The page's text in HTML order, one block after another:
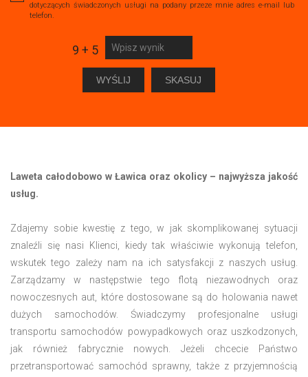
dotyczących świadczonych usługi na podany przeze mnie adres e-mail lub
telefon.
9 + 5
Laweta całodobowo w Ławica oraz okolicy – najwyższa jakość
usług.
Zdajemy sobie kwestię z tego, w jak skomplikowanej sytuacji
znaleźli się nasi Klienci, kiedy tak właściwie wykonują telefon,
wskutek tego zależy nam na ich satysfakcji z naszych usług.
Zarządzamy w następstwie tego flotą niezawodnych oraz
nowoczesnych aut, które dostosowane są do holowania nawet
dużych samochodów. Świadczymy profesjonalne usługi
transportu samochodów powypadkowych oraz uszkodzonych,
jak również fabrycznie nowych. Jeżeli chcecie Państwo
przetransportować samochód sprawny, także z przyjemnością